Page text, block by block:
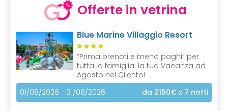
Offerte in vetrina
Blue Marine Villaggio Resort
“Prima prenoti e meno paghi” per
tutta la famiglia: la tua Vacanza ad
Agosto nel Cilento!
01/08/2026 - 31/08/2026
da 2150€ x 7 notti